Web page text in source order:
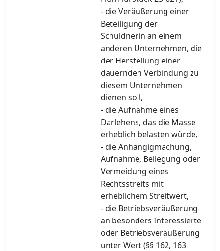
- die Veräußerung einer
Beteiligung der
Schuldnerin an einem
anderen Unternehmen, die
der Herstellung einer
dauernden Verbindung zu
diesem Unternehmen
dienen soll,
- die Aufnahme eines
Darlehens, das die Masse
erheblich belasten würde,
- die Anhängigmachung,
Aufnahme, Beilegung oder
Vermeidung eines
Rechtsstreits mit
erheblichem Streitwert,
- die Betriebsveräußerung
an besonders Interessierte
oder Betriebsveräußerung
unter Wert (§§ 162, 163